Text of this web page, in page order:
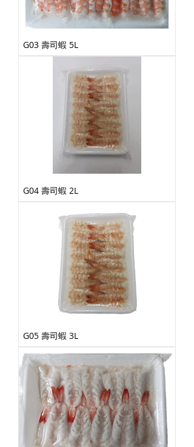
G03 壽司蝦 5L
G04 壽司蝦 2L
G05 壽司蝦 3L